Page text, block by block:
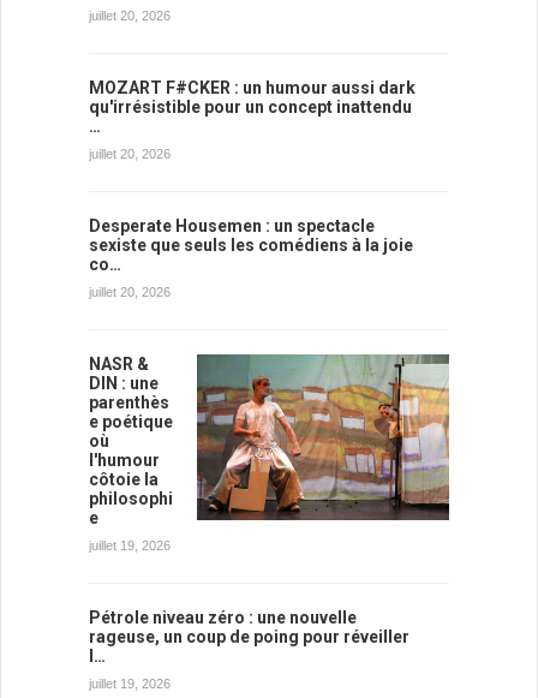
juillet 20, 2026
MOZART F#CKER : un humour aussi dark
qu'irrésistible pour un concept inattendu
…
juillet 20, 2026
Desperate Housemen : un spectacle
sexiste que seuls les comédiens à la joie
co…
juillet 20, 2026
NASR &
DIN : une
parenthès
e poétique
où
l'humour
côtoie la
philosophi
e
juillet 19, 2026
Pétrole niveau zéro : une nouvelle
rageuse, un coup de poing pour réveiller
l…
juillet 19, 2026